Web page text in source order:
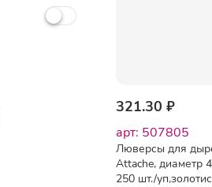
321.30 ₽
арт: 507805
Люверсы для
Attache, диаметр
250 шт./